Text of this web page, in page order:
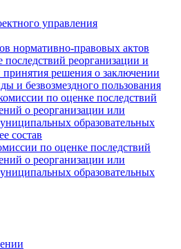
управления
нормативно-правовых актов
реорганизации и
принятия решения о заключении
и безвозмездного пользования
по оценке последствий
о реорганизации или
образовательных
состав
по оценке последствий
о реорганизации или
образовательных